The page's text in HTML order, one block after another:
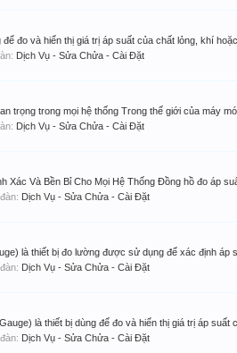
đo và hiển thị giá trị áp suất của chất lỏng, khí
Dịch Vụ - Sửa Chửa - Cài Đặt
trọng trong mọi hệ thống Trong thế giới của máy
Dịch Vụ - Sửa Chửa - Cài Đặt
Và Bền Bỉ Cho Mọi Hệ Thống Đồng hồ đo áp
Dịch Vụ - Sửa Chửa - Cài Đặt
là thiết bị đo lường được sử dụng để xác định áp
Dịch Vụ - Sửa Chửa - Cài Đặt
là thiết bị dùng để đo và hiển thị giá trị áp suất
Dịch Vụ - Sửa Chửa - Cài Đặt